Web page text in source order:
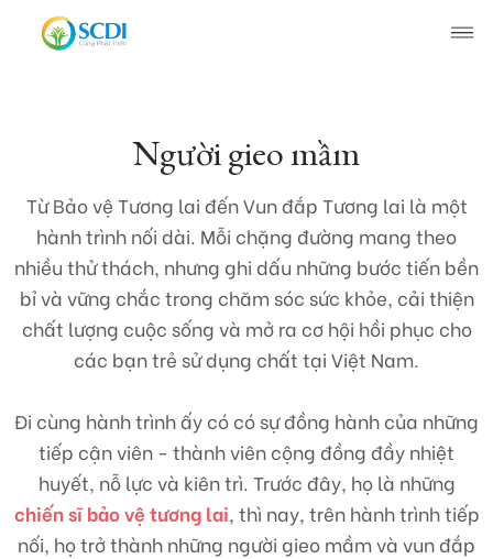
Giới thiệu về SCDI
Hoạt động của SCDI
Tin tức
Tin tức chung
Tin hoạt động
Câu chuyện thay đổi
Tuyển dụng
Tài liệu
Liên hệ
Người gieo mầm
Từ Bảo vệ Tương lai đến Vun đắp Tương lai là một
hành trình nối dài. Mỗi chặng đường mang theo
nhiều thử thách, nhưng ghi dấu những bước tiến bền
bỉ và vững chắc trong chăm sóc sức khỏe, cải thiện
chất lượng cuộc sống và mở ra cơ hội hồi phục cho
các bạn trẻ sử dụng chất tại Việt Nam.
Đi cùng hành trình ấy có có sự đồng hành của những
tiếp cận viên - thành viên cộng đồng đầy nhiệt
huyết, nỗ lực và kiên trì. Trước đây, họ là những
chiến sĩ bảo vệ tương lai, thì nay, trên hành trình tiếp
nối, họ trở thành những người gieo mầm và vun đắp